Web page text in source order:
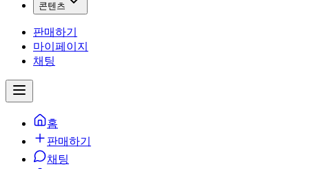
콘텐츠
판매하기
마이페이지
채팅
홈
판매하기
채팅